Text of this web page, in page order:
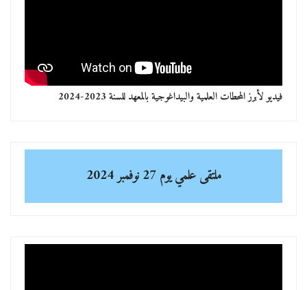
فيديو لأبرز المحطات العلمية والبيداغوجية بالمعهد للسنة 2023-2024
ملتقى علمييوم 27 نوفمبر 2024